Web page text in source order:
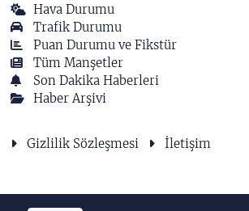
Hava Durumu
Trafik Durumu
Puan Durumu ve Fikstür
Tüm Manşetler
Son Dakika Haberleri
Haber Arşivi
Gizlilik Sözleşmesi İletişim